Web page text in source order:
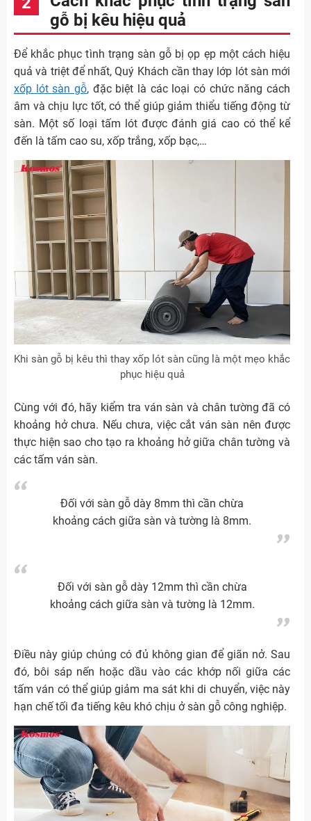
gỗ bị kêu hiệu quả
Để khắc phục tình trạng sàn gỗ bị ọp ẹp một cách hiệu
quả và triệt để nhất, Quý Khách cần thay lớp lót sàn mới
xốp lót sàn gỗ, đặc biệt là các loại có chức năng cách
âm và chịu lực tốt, có thể giúp giảm thiểu tiếng động từ
sàn. Một số loại tấm lót được đánh giá cao có thể kể
đến là tấm cao su, xốp trắng, xốp bạc,…
Khi sàn gỗ bị kêu thì thay xốp lót sàn cũng là một mẹo khắc
phục hiệu quả
Cùng với đó, hãy kiểm tra ván sàn và chân tường đã có
khoảng hở chưa. Nếu chưa, việc cắt ván sàn nên được
thực hiện sao cho tạo ra khoảng hở giữa chân tường và
các tấm ván sàn.
Đối với sàn gỗ dày 8mm thì cần chừa
khoảng cách giữa sàn và tường là 8mm.
Đối với sàn gỗ dày 12mm thì cần chừa
khoảng cách giữa sàn và tường là 12mm.
Điều này giúp chúng có đủ không gian để giãn nở. Sau
đó, bôi sáp nến hoặc dầu vào các khớp nối giữa các
tấm ván có thể giúp giảm ma sát khi di chuyển, việc này
hạn chế tối đa tiếng kêu khó chịu ở sàn gỗ công nghiệp.